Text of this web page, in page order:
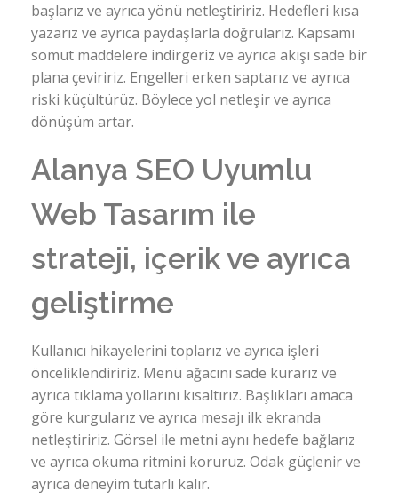
başlarız ve ayrıca yönü netleştiririz. Hedefleri kısa
yazarız ve ayrıca paydaşlarla doğrularız. Kapsamı
somut maddelere indirgeriz ve ayrıca akışı sade bir
plana çeviririz. Engelleri erken saptarız ve ayrıca
riski küçültürüz. Böylece yol netleşir ve ayrıca
dönüşüm artar.
Alanya SEO Uyumlu
Web Tasarım ile
strateji, içerik ve ayrıca
geliştirme
Kullanıcı hikayelerini toplarız ve ayrıca işleri
önceliklendiririz. Menü ağacını sade kurarız ve
ayrıca tıklama yollarını kısaltırız. Başlıkları amaca
göre kurgularız ve ayrıca mesajı ilk ekranda
netleştiririz. Görsel ile metni aynı hedefe bağlarız
ve ayrıca okuma ritmini koruruz. Odak güçlenir ve
ayrıca deneyim tutarlı kalır.